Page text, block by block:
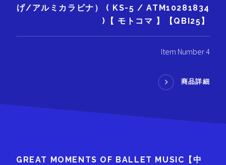
げ/アルミカラビナ） ( KS-5 / ATM10281834
)【 モトコマ 】【QBI25】
Item Number 4
商品詳細
GREAT MOMENTS OF BALLET MUSIC【中